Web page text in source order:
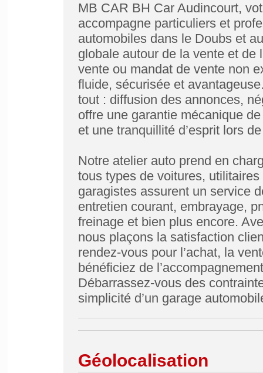
MB CAR BH Car Audincourt,
accompagne particuliers et
automobiles dans le Doubs et
globale autour de la vente et de
vente ou mandat de vente non
fluide, sécurisée et
tout : diffusion des annonces,
offre une garantie mécanique
et une tranquillité d’esprit lors
Notre atelier auto prend en
tous types de voitures,
garagistes assurent un service
entretien courant, embrayage,
freinage et bien plus encore.
nous plaçons la satisfaction
rendez-vous pour l’achat, la
bénéficiez de
Débarrassez-vous des
simplicité d’un garage
Géolocalisation